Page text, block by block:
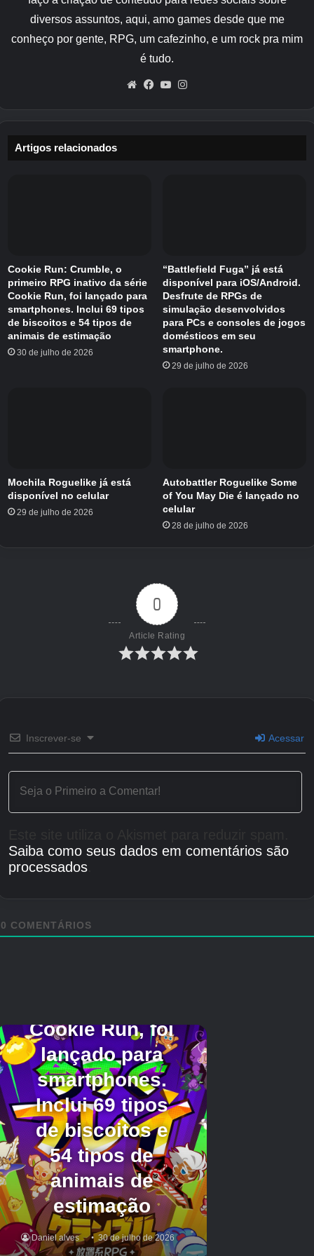
jogo e enquadrando o poder como algo pelo
qual os jogadores lutam diretamente.
próprios dados, da destruição de rivais e, por
exagero e o caos para apontar o negócio
como um jogo
É nisso que o Firefox Data War investiga. A
jogabilidade baseia-se em fundamentos
familiares, jogando de forma semelhante ao
Classic War (jogo de cartas). Mas aqui você
obtém a capacidade adicional de encadear
Enquanto isso, o navegador completou 21 anos
em novembro de 2025. Marcou duas décadas
de desenvolvimento focado em uma web
aberta. Esse aniversário foi parte do motivo
jogue o jogo aqui.
E se você está
procurando algo mais fofo, leia nossas
novidades sobre Pikmin Bloom Ano Novo 2026
diversos assuntos, aqui, amo games desde que me
conheço por gente, RPG, um cafezinho, e um rock pra mim
é tudo.
WebsiteFacebook
YouTube
Artigos relacionados
Cookie Run: Crumble, o
primeiro RPG inativo da série
Cookie Run, foi lançado para
smartphones. Inclui 69 tipos
de biscoitos e 54 tipos de
animais de estimação
30 de julho de 2026
“Battlefield Fuga” já está
disponível para iOS/Android.
Desfrute de RPGs de
simulação desenvolvidos
para PCs e consoles de jogos
domésticos em seu
smartphone.
29 de julho de 2026
Mochila Roguelike já está
disponível no celular
29 de julho de 2026
Autobattler Roguelike Some
of You May Die é lançado no
celular
28 de julho de 2026
0
Article Rating
Inscrever-se Acessar
Saiba como seus dados em comentários são
processados.
0 COMENTÁRIOS